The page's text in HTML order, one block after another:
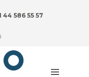
44 586 55 57